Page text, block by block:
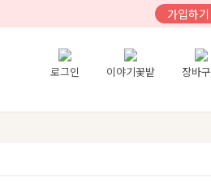
가입하기
로그인 이야기꽃밭 장바